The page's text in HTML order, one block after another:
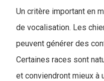
Un critère important en
de vocalisation. Les
peuvent générer des
Certaines races sont
et conviendront mieux à